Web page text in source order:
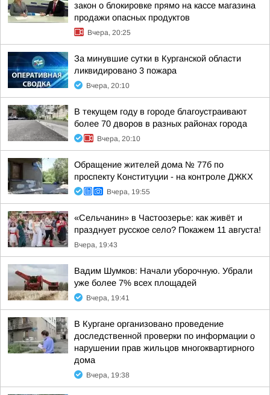
закон о блокировке прямо на кассе магазина
продажи опасных продуктов
Вчера, 20:25
За минувшие сутки в Курганской области
ликвидировано 3 пожара
Вчера, 20:10
В текущем году в городе благоустраивают
более 70 дворов в разных районах города
Вчера, 20:10
Обращение жителей дома № 77б по
проспекту Конституции - на контроле ДЖКХ
Вчера, 19:55
«Сельчанин» в Частоозерье: как живёт и
празднует русское село? Покажем 11 августа!
Вчера, 19:43
Вадим Шумков: Начали уборочную. Убрали
уже более 7% всех площадей
Вчера, 19:41
В Кургане организовано проведение
доследственной проверки по информации о
нарушении прав жильцов многоквартирного
дома
Вчера, 19:38